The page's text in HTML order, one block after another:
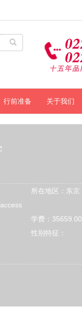
行前准备 关于我们
所在地区：东京
学费：35659.00
性别特征：